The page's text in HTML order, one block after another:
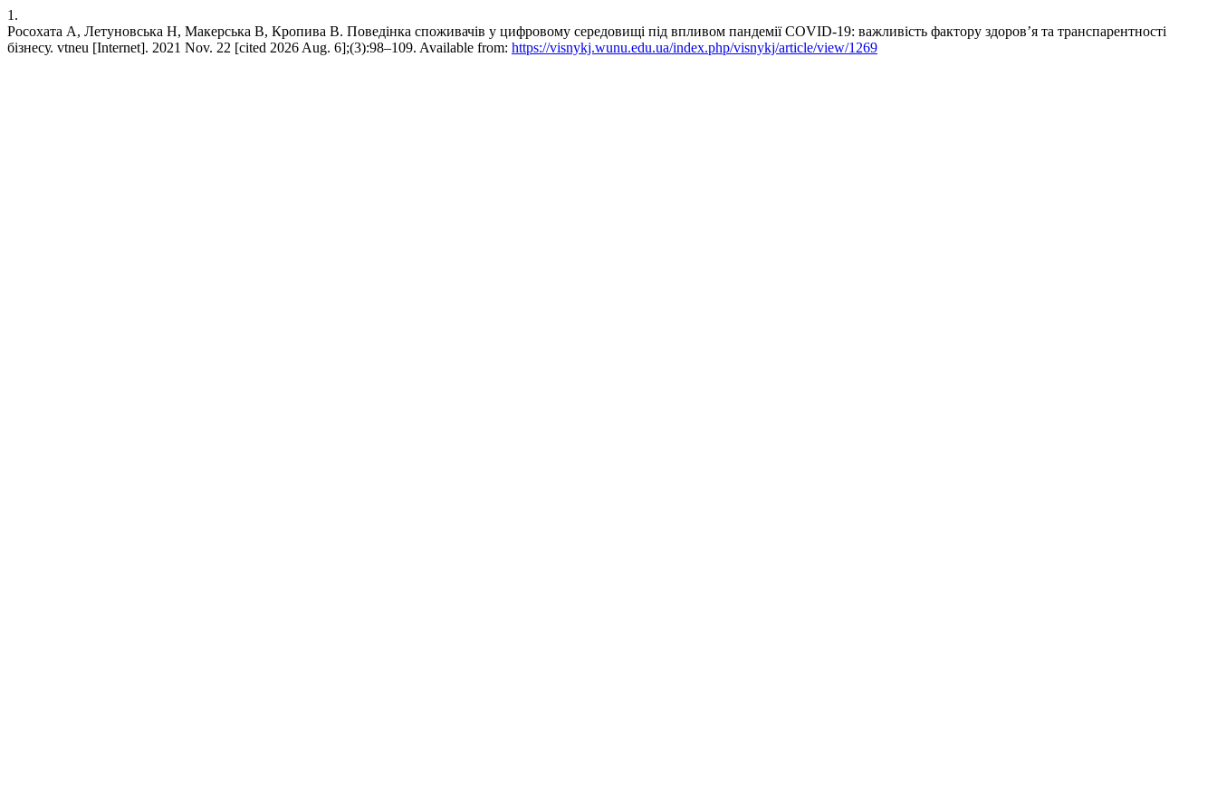
1.
Росохата А, Летуновська Н, Макерська В, Кропива В. Поведінка споживачів у цифровому середовищі під впливом пандемії COVID-19: важливість фактору здоров’я та транспарентності
бізнесу. vtneu [Internet]. 2021 Nov. 22 [cited 2026 Aug. 6];(3):98–109. Available from: https://visnykj.wunu.edu.ua/index.php/visnykj/article/view/1269